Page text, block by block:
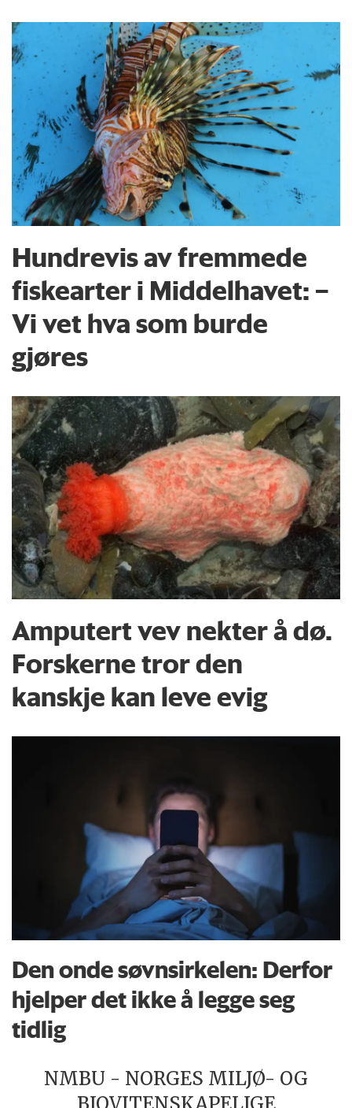
Hundrevis av fremmede
fiskearter i Middelhavet: –
Vi vet hva som burde
gjøres
Amputert vev nekter å dø.
Forskerne tror den
kanskje kan leve evig
Den onde søvnsirkelen: Derfor
hjelper det ikke å legge seg
tidlig
NMBU - NORGES MILJØ- OG